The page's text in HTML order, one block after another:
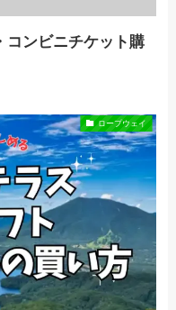
コンビニチケット購
ロープウェイ